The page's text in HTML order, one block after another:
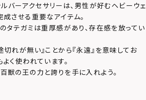
バーアクセサリーは、男性が好むヘビーウェ
させる重要なアイテム。
タテガミは重厚感があり、存在感を放ってい
れが無い』ことから『永遠』を意味してお
く使われています。
獣の王の力と誇りを手に入れよう。